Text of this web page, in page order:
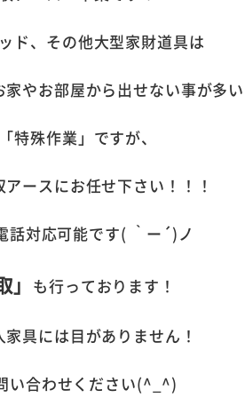
ド、その他大型家財道具は
やお部屋から出せない事が多
特殊作業」ですが、
ースにお任せ下さい！！！
話対応可能です( ｀ー´)ノ
」 も行っております！
具には目がありません！
い合わせください(^_^)